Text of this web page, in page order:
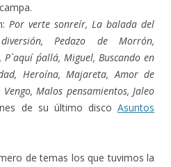
Por verte sonreír, La balada del
Pedazo de Morrón,
p´allá, Miguel, Buscando en
Heroína, Majareta, Amor de
Malos pensamientos, Jaleo
de su último disco Asuntos
de temas los que tuvimos la